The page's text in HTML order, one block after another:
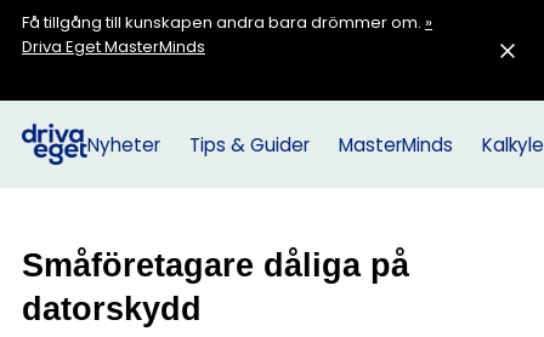
Få tillgång till kunskapen andra bara drömmer om. »
Driva Eget MasterMinds
Nyheter Tips & Guider MasterMinds
Småföretagare dåliga på
datorskydd